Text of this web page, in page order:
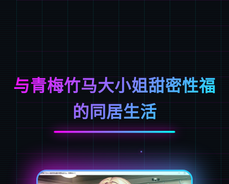
与青梅竹马大小姐甜密性福
的同居生活